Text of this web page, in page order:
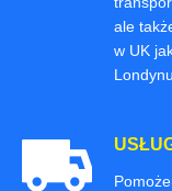
ale
w UK
Londynu.